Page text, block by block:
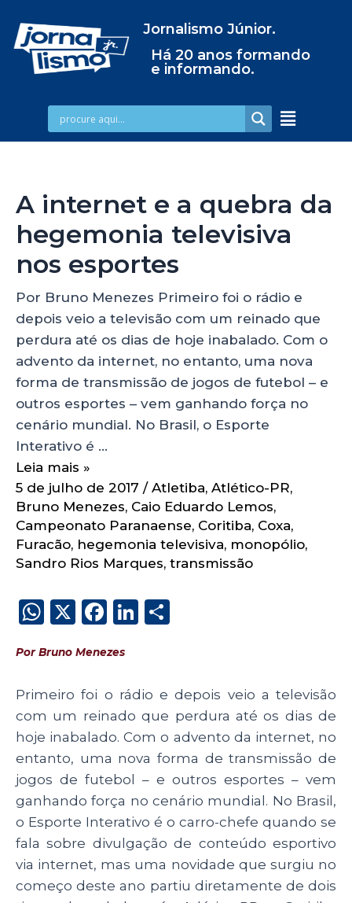
Jornalismo Júnior.
Há 20 anos formando
e informando.
A internet e a quebra da
hegemonia televisiva
nos esportes
Por Bruno Menezes Primeiro foi o rádio e
depois veio a televisão com um reinado que
perdura até os dias de hoje inabalado. Com o
advento da internet, no entanto, uma nova
forma de transmissão de jogos de futebol – e
outros esportes – vem ganhando força no
cenário mundial. No Brasil, o Esporte
Interativo é …
Leia mais »
5 de julho de 2017 / Atletiba, Atlético-PR,
Bruno Menezes, Caio Eduardo Lemos,
Campeonato Paranaense, Coritiba, Coxa,
Furacão, hegemonia televisiva, monopólio,
Sandro Rios Marques, transmissão
W
a
ts
A
p
p
X
F
c
e
b
o
o
k
Li
e
dI
n
re
Por Bruno Menezes
Primeiro foi o rádio e depois veio a televisão
com um reinado que perdura até os dias de
hoje inabalado. Com o advento da internet, no
entanto, uma nova forma de transmissão de
jogos de futebol – e outros esportes – vem
ganhando força no cenário mundial. No Brasil,
o Esporte Interativo é o carro-chefe quando se
fala sobre divulgação de conteúdo esportivo
via internet, mas uma novidade que surgiu no
começo deste ano partiu diretamente de dois